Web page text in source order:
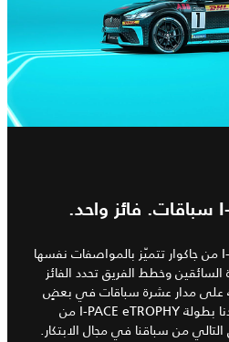
مع 20 سيارة سباق I‑PACE SV من جاكوار تتميّز بالمواصفات نفسها
وخطط الفريق تحدد الفائز
على مدار عشرة سباقات في بعضٍ
من أهم المدن العالمية، وتعدنا بطولة I‑PACE eTROPHY من
من سباقنا في مجال الابتكار.